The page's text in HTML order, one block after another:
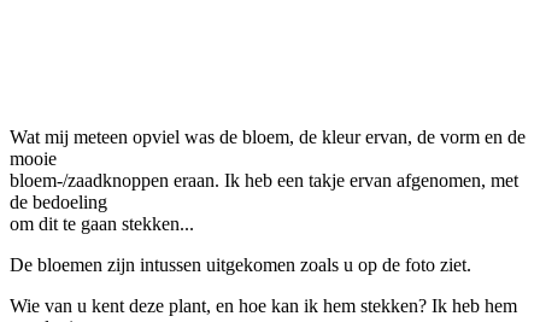
Wat mij meteen opviel was de bloem, de kleur ervan, de vorm en de
mooie
bloem-/zaadknoppen eraan. Ik heb een takje ervan afgenomen, met
de bedoeling
om dit te gaan stekken...
De bloemen zijn intussen uitgekomen zoals u op de foto ziet.
Wie van u kent deze plant, en hoe kan ik hem stekken? Ik heb hem